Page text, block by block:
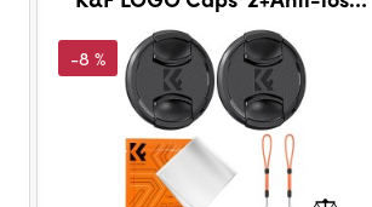
rope*2+vacuum cleaning
cloth*1
-8 %